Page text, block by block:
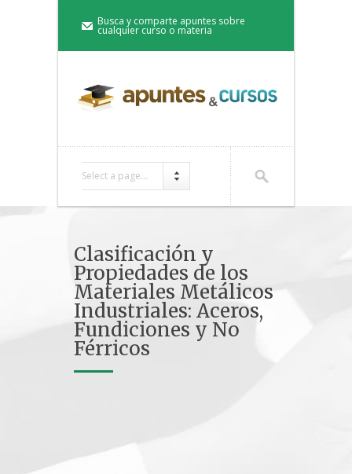
Busca y comparte apuntes sobre
cualquier curso o materia
Select a page...
Clasificación y
Propiedades de los
Materiales Metálicos
Industriales: Aceros,
Fundiciones y No
Férricos